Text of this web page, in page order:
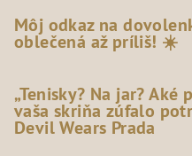
Môj odkaz na
oblečená až príliš! ☀️
„Tenisky? Na jar? Aké
vaša skriňa zúfalo
Devil Wears Prada